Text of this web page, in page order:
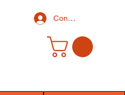
Conectează-te